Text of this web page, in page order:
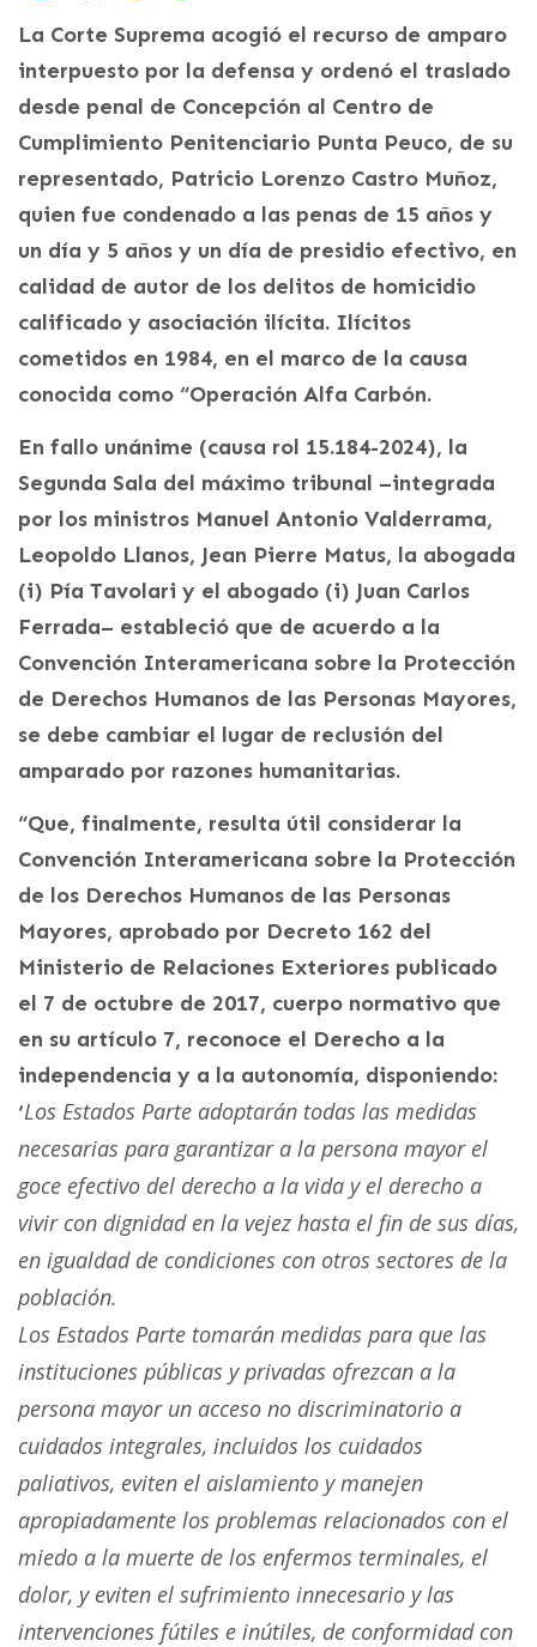
La Corte Suprema acogió el recurso de amparo
interpuesto por la defensa y ordenó el traslado
desde penal de Concepción al Centro de
Cumplimiento Penitenciario Punta Peuco, de su
representado, Patricio Lorenzo Castro Muñoz,
quien fue condenado a las penas de 15 años y
un día y 5 años y un día de presidio efectivo, en
calidad de autor de los delitos de homicidio
calificado y asociación ilícita. Ilícitos
cometidos en 1984, en el marco de la causa
conocida como “Operación Alfa Carbón.
En fallo unánime (causa rol 15.184-2024), la
Segunda Sala del máximo tribunal –integrada
por los ministros Manuel Antonio Valderrama,
Leopoldo Llanos, Jean Pierre Matus, la abogada
(i) Pía Tavolari y el abogado (i) Juan Carlos
Ferrada– estableció que de acuerdo a la
Convención Interamericana sobre la Protección
de Derechos Humanos de las Personas Mayores,
se debe cambiar el lugar de reclusión del
amparado por razones humanitarias.
“Que, finalmente, resulta útil considerar la
Convención Interamericana sobre la Protección
de los Derechos Humanos de las Personas
Mayores, aprobado por Decreto 162 del
Ministerio de Relaciones Exteriores publicado
el 7 de octubre de 2017, cuerpo normativo que
en su artículo 7, reconoce el Derecho a la
independencia y a la autonomía, disponiendo:
‘Los Estados Parte adoptarán todas las medidas
necesarias para garantizar a la persona mayor el
goce efectivo del derecho a la vida y el derecho a
vivir con dignidad en la vejez hasta el fin de sus días,
en igualdad de condiciones con otros sectores de la
población.
Los Estados Parte tomarán medidas para que las
instituciones públicas y privadas ofrezcan a la
persona mayor un acceso no discriminatorio a
cuidados integrales, incluidos los cuidados
paliativos, eviten el aislamiento y manejen
apropiadamente los problemas relacionados con el
miedo a la muerte de los enfermos terminales, el
dolor, y eviten el sufrimiento innecesario y las
intervenciones fútiles e inútiles, de conformidad con